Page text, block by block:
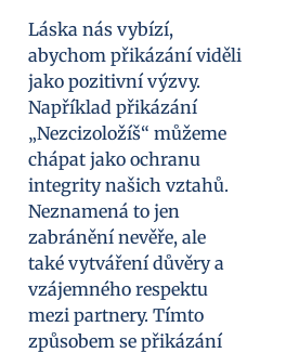
Láska nás vybízí,
abychom přikázání viděli
jako pozitivní výzvy.
Například přikázání
„Nezcizoložíš“ můžeme
chápat jako ochranu
integrity našich vztahů.
Neznamená to jen
zabránění nevěře, ale
také vytváření důvěry a
vzájemného respektu
mezi partnery. Tímto
způsobem se přikázání